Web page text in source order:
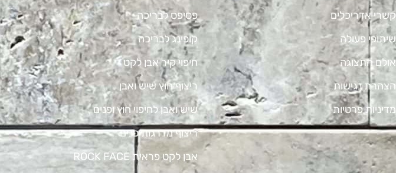
קשרי אדריכלים
שיתופי פעולה
אולם התצוגה
הצהרת נגישות
מדיניות פרטיות
פסיפס לבריכה
קופינג לבריכה
חיפוי קיר אבן לקט
ריצוף חוץ שיש ואבן
שיש ואבן לחיפוי חוץ ופנים
ריצוף מדרגות פנים
אבן לקט פראית ROCK FACE